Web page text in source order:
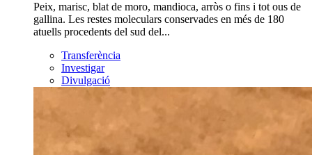
Peix, marisc, blat de moro, mandioca, arròs o fins i tot ous de
gallina. Les restes moleculars conservades en més de 180
atuells procedents del sud del...
Transferència
Investigar
Divulgació